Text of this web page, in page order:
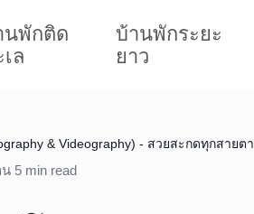
นพักติด
ล
บ้านพักระยะ
ยาว
& Videography) - สวยสะกดทุกสายตา
5 min read